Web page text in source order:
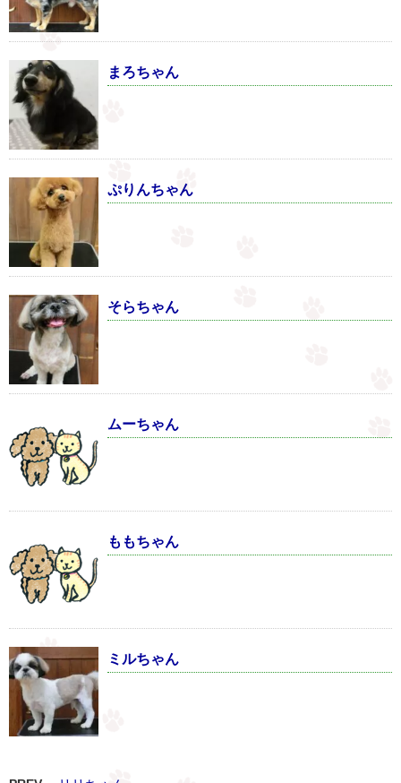
まろちゃん
ぷりんちゃん
そらちゃん
ムーちゃん
ももちゃん
ミルちゃん